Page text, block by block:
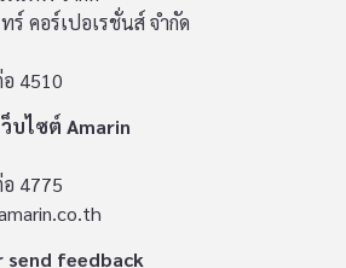
คอร์เปอเรชั่นส์ จำกัด
4510
บไซต์ Amarin
4775
send feedback